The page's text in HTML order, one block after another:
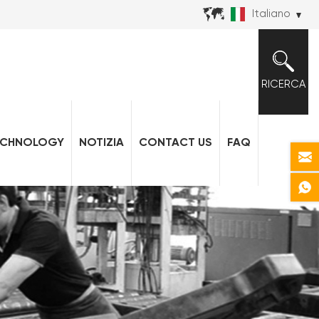
Italiano
RICERCA
NOTIZIA CONTACT US FAQ